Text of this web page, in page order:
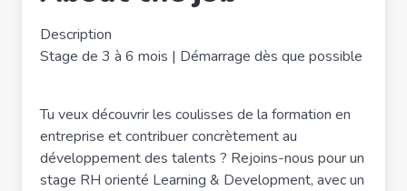
Description
Stage de 3 à 6 mois | Démarrage dès que possible
Tu veux découvrir les coulisses de la formation en
entreprise et contribuer concrètement au
développement des talents ? Rejoins-nous pour un
stage RH orienté Learning & Development, avec un